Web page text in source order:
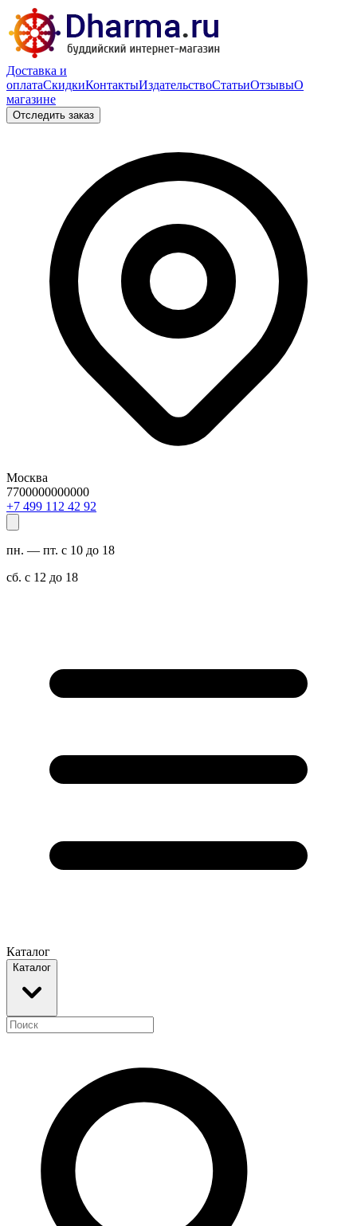
Доставка и
оплатаСкидкиКонтактыИздательствоСтатьиОтзывыО
магазине
Отследить заказ
Москва
7700000000000
29 24 211 994 7+
пн. — пт. с 10 до 18
сб. с 12 до 18
Каталог
Каталог